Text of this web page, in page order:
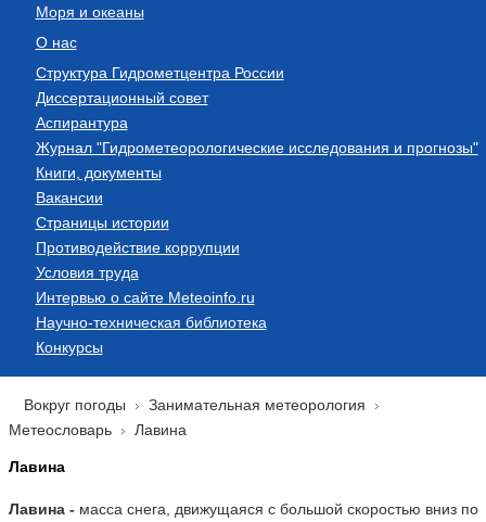
Моря и океаны
О нас
Структура Гидрометцентра России
Диссертационный совет
Аспирантура
Журнал "Гидрометеорологические исследования и прогнозы"
Книги, документы
Вакансии
Страницы истории
Противодействие коррупции
Условия труда
Интервью о сайте Meteoinfo.ru
Научно-техническая библиотека
Конкурсы
Вокруг погоды
Занимательная метеорология
Метеословарь
Лавина
Лавина
Лавина - масса снега, движущаяся с большой скоростью вниз по